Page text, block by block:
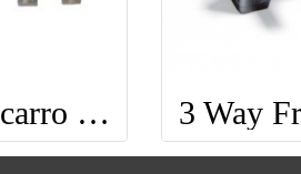
6 Way Fracarro Splitter